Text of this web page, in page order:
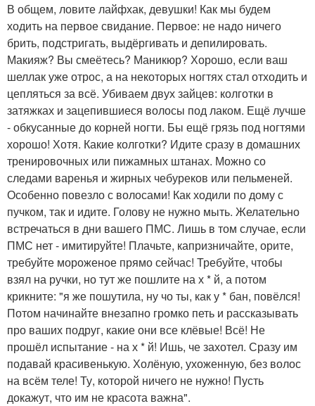
В общем, ловите лайфхак, девушки! Как мы будем
ходить на первое свидание. Первое: не надо ничего
брить, подстригать, выдёргивать и депилировать.
Макияж? Вы смеётесь? Маникюр? Хорошо, если ваш
шеллак уже отрос, а на некоторых ногтях стал отходить и
цепляться за всё. Убиваем двух зайцев: колготки в
затяжках и зацепившиеся волосы под лаком. Ещё лучше
- обкусанные до корней ногти. Бы ещё грязь под ногтями
хорошо! Хотя. Какие колготки? Идите сразу в домашних
тренировочных или пижамных штанах. Можно со
следами варенья и жирных чебуреков или пельменей.
Особенно повезло с волосами! Как ходили по дому с
пучком, так и идите. Голову не нужно мыть. Желательно
встречаться в дни вашего ПМС. Лишь в том случае, если
ПМС нет - имитируйте! Плачьте, капризничайте, орите,
требуйте мороженое прямо сейчас! Требуйте, чтобы
взял на ручки, но тут же пошлите на х * й, а потом
крикните: "я же пошутила, ну чо ты, как у * бан, повёлся!
Потом начинайте внезапно громко петь и рассказывать
про ваших подруг, какие они все клёвые! Всё! Не
прошёл испытание - на х * й! Ишь, че захотел. Сразу им
подавай красивенькую. Холёную, ухоженную, без волос
на всём теле! Ту, которой ничего не нужно! Пусть
докажут, что им не красота важна".